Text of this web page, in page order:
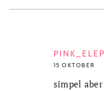
15 OKTOBER
simpel